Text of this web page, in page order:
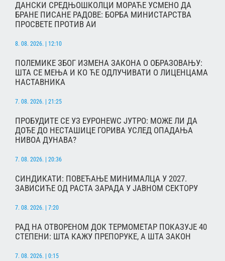
ДАНСКИ СРЕДЊОШКОЛЦИ МОРАЋЕ УСМЕНО ДА
БРАНЕ ПИСАНЕ РАДОВЕ: БОРБА МИНИСТАРСТВА
ПРОСВЕТЕ ПРОТИВ АИ
8. 08. 2026. | 12:10
ПОЛЕМИКЕ ЗБОГ ИЗМЕНА ЗАКОНА О ОБРАЗОВАЊУ:
ШТА СЕ МЕЊА И КО ЋЕ ОДЛУЧИВАТИ О ЛИЦЕНЦАМА
НАСТАВНИКА
7. 08. 2026. | 21:25
ПРОБУДИТЕ СЕ УЗ ЕУРОНЕWС ЈУТРО: МОЖЕ ЛИ ДА
ДОЂЕ ДО НЕСТАШИЦЕ ГОРИВА УСЛЕД ОПАДАЊА
НИВОА ДУНАВА?
7. 08. 2026. | 20:36
СИНДИКАТИ: ПОВЕЋАЊЕ МИНИМАЛЦА У 2027.
ЗАВИСИЋЕ ОД РАСТА ЗАРАДА У ЈАВНОМ СЕКТОРУ
7. 08. 2026. | 7:20
РАД НА ОТВОРЕНОМ ДОК ТЕРМОМЕТАР ПОКАЗУЈЕ 40
СТЕПЕНИ: ШТА КАЖУ ПРЕПОРУКЕ, А ШТА ЗАКОН
7. 08. 2026. | 0:15